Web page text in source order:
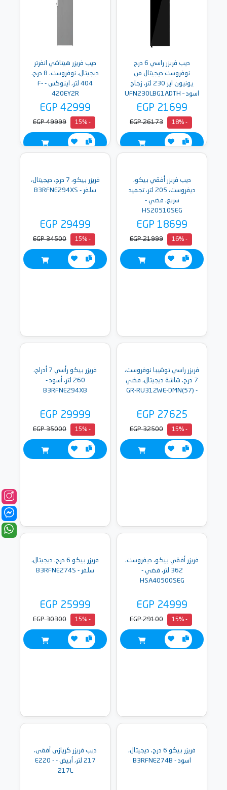
ديب فريزر راسي 6 درج
نوفروست ديجيتال من
يونيون اير 230 لتر، زجاج
اسود – UFN230LBG1ADTH
EGP 21699
- 18%
EGP 26173
ديب فريزر هيتاشي انفرتر
ديجيتال، نوفروست، 8 درج،
404 لتر، اينوكس - F-
420EY2R
EGP 42999
- 15%
EGP 49999
ديب فريزر أفقي بيكو،
ديفروست، 205 لتر، تجميد
سريع، فضي -
HS20510SEG
EGP 18699
- 16%
EGP 21999
فريزر بيكو، 7 درج، ديجيتال،
سلفر - B3RFNE294XS
EGP 29499
- 15%
EGP 34500
فريزر راسي توشيبا نوفروست،
7 درج، شاشة ديجيتال، فضي
- GR-RU312WE-DMN(57)
EGP 27625
- 15%
EGP 32500
فريزر بيكو رأسي 7 أدراج،
260 لتر، أسود -
B3RFNE294XB
EGP 29999
- 15%
EGP 35000
فريزر أفقي بيكو، ديفروست،
362 لتر، فضي -
HSA40500SEG
EGP 24999
- 15%
EGP 29100
فريزر بيكو 6 درج، ديجيتال،
سلفر - B3RFNE274S
EGP 25999
- 15%
EGP 30300
فريزر بيكو 6 درج، ديجيتال،
اسود - B3RFNE274B
ديب فريزر كريازى أفقى،
217 لتر، أبيض - E220 -
217L